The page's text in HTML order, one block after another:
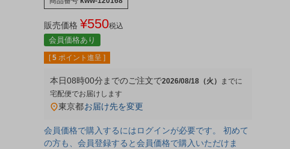
販売価格 ¥550税込
会員価格あり
[ 5 ポイント進呈 ]
本日08時00分までのご注文で2026/08/18（火）
宅配便
東京都お届け先を変更
会員価格で購入するにはログインが必要です。 初めて
の方も、会員登録すると会員価格で購入いただけま